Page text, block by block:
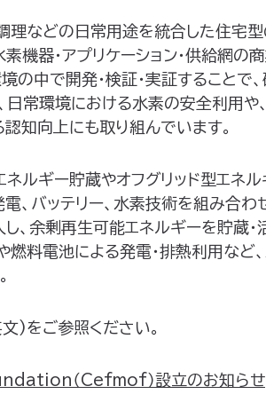
調理などの日常用途を統合した住宅
機器・アプリケーション・供給網の
の中で開発・検証・実証することで
常環境における水素の安全利用や
知向上にも取り組んでいます。
ルギー貯蔵やオフグリッド型エネル
、バッテリー、水素技術を組み合わ
、余剰再生可能エネルギーを貯蔵・
燃料電池による発電・排熱利用など
)をご参照ください。
（Cefmof）設立のお知らせ